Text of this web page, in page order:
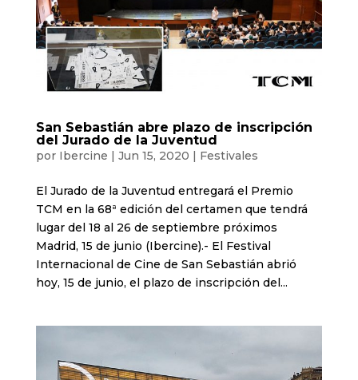
San Sebastián abre plazo de inscripción
del Jurado de la Juventud
por Ibercine | Jun 15, 2020 | Festivales
El Jurado de la Juventud entregará el Premio
TCM en la 68ª edición del certamen que tendrá
lugar del 18 al 26 de septiembre próximos
Madrid, 15 de junio (Ibercine).- El Festival
Internacional de Cine de San Sebastián abrió
hoy, 15 de junio, el plazo de inscripción del...